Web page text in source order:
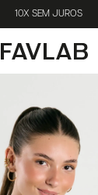
10X SEM JUROS